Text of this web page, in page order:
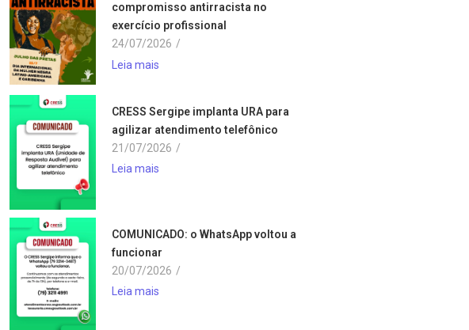
compromisso antirracista no
exercício profissional
24/07/2026 /
Leia mais
CRESS Sergipe implanta URA para
agilizar atendimento telefônico
21/07/2026 /
Leia mais
COMUNICADO: o WhatsApp voltou a
funcionar
20/07/2026 /
Leia mais